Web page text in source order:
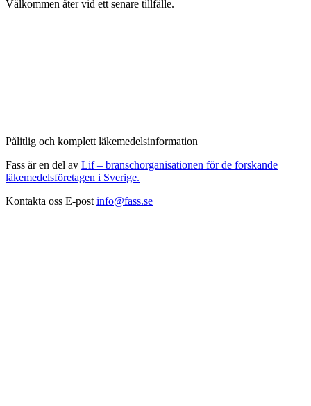
Välkommen åter vid ett senare tillfälle.
Pålitlig och komplett läkemedelsinformation
Fass är en del av Lif – branschorganisationen för de forskande
läkemedelsföretagen i Sverige.
Kontakta oss E-post info@fass.se